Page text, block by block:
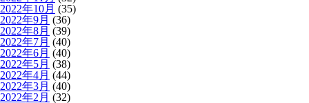
2022年10月 (35)
2022年9月 (36)
2022年8月 (39)
2022年7月 (40)
2022年6月 (40)
2022年5月 (38)
2022年4月 (44)
2022年3月 (40)
2022年2月 (32)